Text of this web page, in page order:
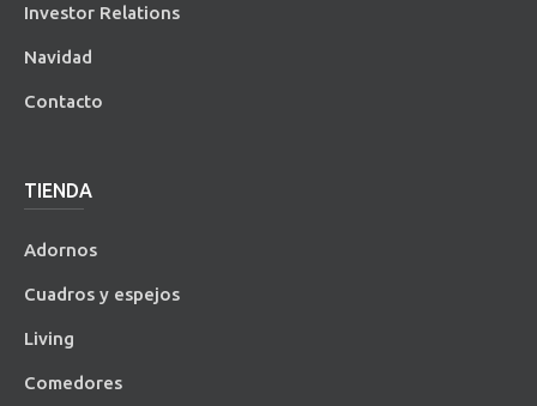
Investor Relations
Navidad
Contacto
TIENDA
Adornos
Cuadros y espejos
Living
Comedores